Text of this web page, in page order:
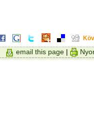
email this page |